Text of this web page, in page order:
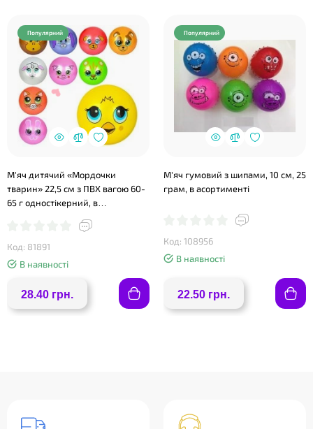
Популярний
М'яч дитячий «Мордочки
тварин» 22,5 см з ПВХ вагою 60-
65 г одностікерний, в
Код: 81891
В наявності
28.40 грн.
Популярний
М'яч гумовий з шипами, 10 см, 25
грам, в асортименті
Код: 108956
В наявності
22.50 грн.
❤